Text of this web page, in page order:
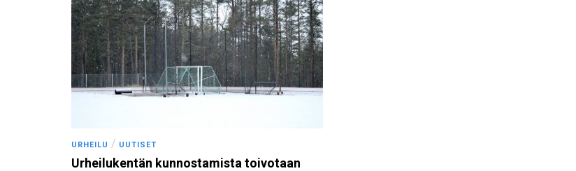
URHEILU / UUTISET
Urheilukentän kunnostamista toivotaan